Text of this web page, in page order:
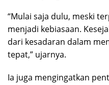
“Mulai saja dulu, meski
menjadi kebiasaan.
dari kesadaran dalam
tepat,” ujarnya.
Ia juga mengingatkan